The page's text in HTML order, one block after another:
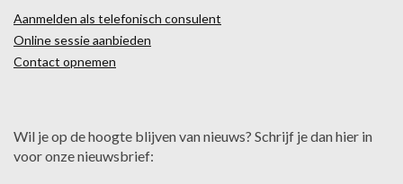
Aanmelden als telefonisch consulent
Online sessie aanbieden
Contact opnemen
Wil je op de hoogte blijven van nieuws? Schrijf je dan hier in
voor onze nieuwsbrief: